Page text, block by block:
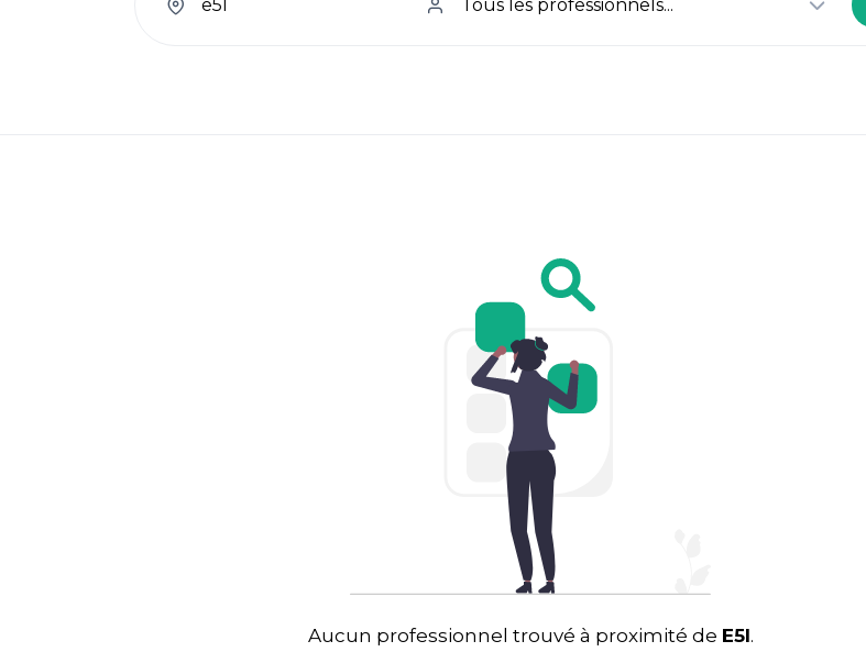
welcome.search.find.subtitle
Aucun professionnel trouvé à proximité de E5l.